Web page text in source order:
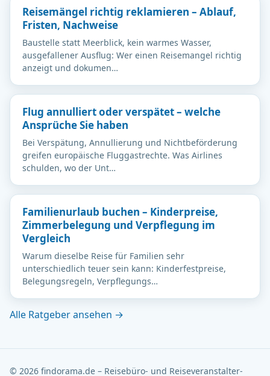
Reisemängel richtig reklamieren – Ablauf,
Fristen, Nachweise
Baustelle statt Meerblick, kein warmes Wasser,
ausgefallener Ausflug: Wer einen Reisemangel richtig
anzeigt und dokumen…
Flug annulliert oder verspätet – welche
Ansprüche Sie haben
Bei Verspätung, Annullierung und Nichtbeförderung
greifen europäische Fluggastrechte. Was Airlines
schulden, wo der Unt…
Familienurlaub buchen – Kinderpreise,
Zimmerbelegung und Verpflegung im
Vergleich
Warum dieselbe Reise für Familien sehr
unterschiedlich teuer sein kann: Kinderfestpreise,
Belegungsregeln, Verpflegungs…
Alle Ratgeber ansehen →
© 2026 findorama.de – Reisebüro- und Reiseveranstalter-